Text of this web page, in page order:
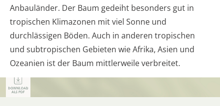
Anbauländer. Der Baum gedeiht besonders gut in
tropischen Klimazonen mit viel Sonne und
durchlässigen Böden. Auch in anderen tropischen
und subtropischen Gebieten wie Afrika, Asien und
Ozeanien ist der Baum mittlerweile verbreitet.